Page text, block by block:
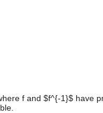
f and $f^{-1}$ have